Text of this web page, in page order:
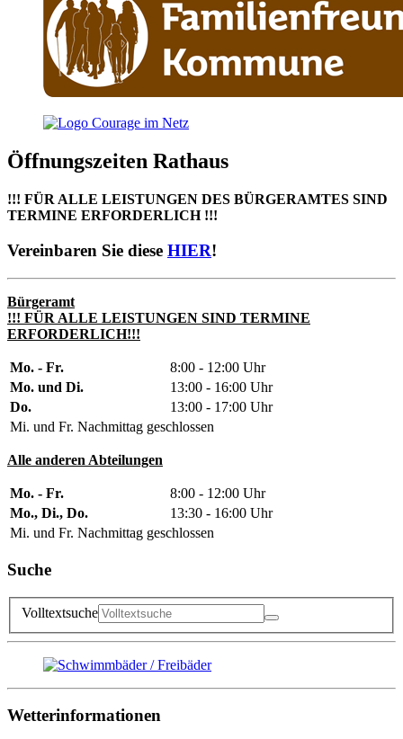
Öffnungszeiten Rathaus
!!! FÜR ALLE LEISTUNGEN DES BÜRGERAMTES SIND
TERMINE ERFORDERLICH !!!
Vereinbaren Sie diese HIER!
Bürgeramt
!!! FÜR ALLE LEISTUNGEN SIND TERMINE
ERFORDERLICH!!!
Mo. - Fr.
8:00 - 12:00 Uhr
Mo. und Di.
13:00 - 16:00 Uhr
Do.
13:00 - 17:00 Uhr
Mi. und Fr. Nachmittag geschlossen
Alle anderen Abteilungen
Mo. - Fr.
8:00 - 12:00 Uhr
Mo., Di., Do.
13:30 - 16:00 Uhr
Mi. und Fr. Nachmittag geschlossen
Suche
Volltextsuche
Wetterinformationen